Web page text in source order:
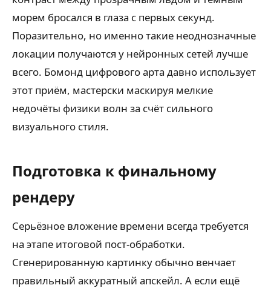
морем бросался в глаза с первых секунд.
Поразительно, но именно такие неоднозначные
локации получаются у нейронных сетей лучше
всего. Бомонд цифрового арта давно использует
этот приём, мастерски маскируя мелкие
недочёты физики волн за счёт сильного
визуального стиля.
Подготовка к финальному
рендеру
Серьёзное вложение времени всегда требуется
на этапе итоговой пост-обработки.
Сгенерированную картинку обычно венчает
правильный аккуратный апскейл. А если ещё